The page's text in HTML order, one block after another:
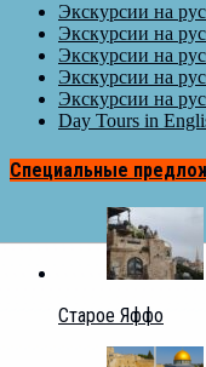
Экскурсии на
Экскурсии на
Экскурсии на
Экскурсии на
Экскурсии на
Day Tours in
Специальные
Старое Яффо